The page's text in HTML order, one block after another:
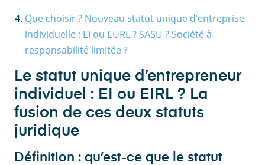
Que choisir ? Nouveau statut unique d’entreprise
individuelle : EI ou EURL ? SASU ? Société à
responsabilité limitée ?
Le statut unique d’entrepreneur
individuel : EI ou EIRL ? La
fusion de ces deux statuts
juridique
Définition : qu’est-ce que le statut